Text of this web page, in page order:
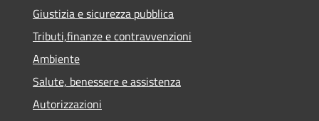
Giustizia e sicurezza pubblica
Tributi,finanze e contravvenzioni
Ambiente
Salute, benessere e assistenza
Autorizzazioni